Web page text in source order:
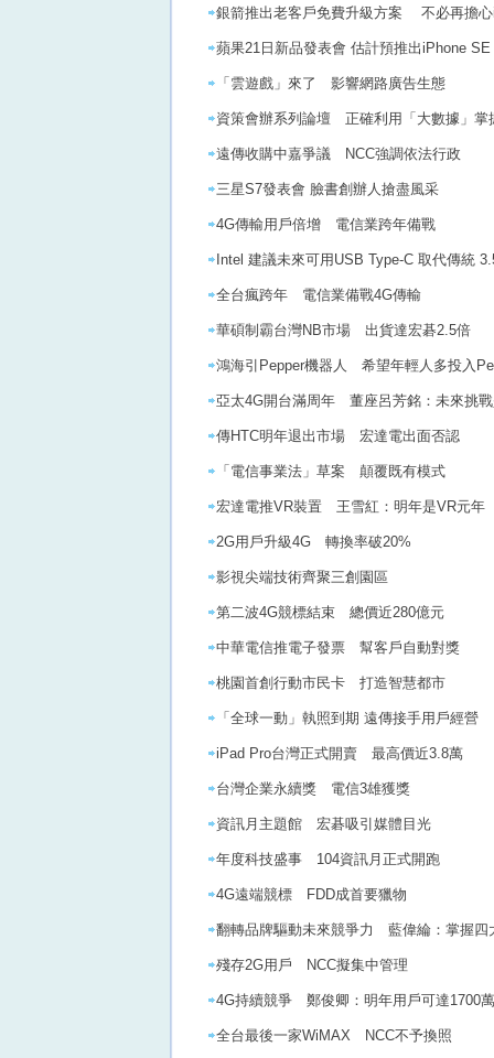
銀箭推出老客戶免費升級方案 不必再擔心
蘋果21日新品發表會 估計預推出iPhone SE
「雲遊戲」來了 影響網路廣告生
資策會辦系列論壇 正確利用「大數據
遠傳收購中嘉爭議 NCC強調依法行政
三星S7發表會 臉書創辦人搶盡風采
4G傳輸用戶倍增 電信業跨年備戰
Intel 建議未來可用USB Type-C 取代傳統
全台瘋跨年 電信業備戰4G傳輸
華碩制霸台灣NB市場 出貨達宏碁2.5倍
鴻海引Pepper機器人 希望年輕人多投入
亞太4G開台滿周年 董座呂芳銘：未來挑
傳HTC明年退出市場 宏達電出面否認
「電信事業法」草案 顛覆既有模式
宏達電推VR裝置 王雪紅：明年是VR元年
2G用戶升級4G 轉換率破20%
影視尖端技術齊聚三創園區
第二波4G競標結束 總價近280億元
中華電信推電子發票 幫客戶自動對獎
桃園首創行動市民卡 打造智慧都市
「全球一動」執照到期 遠傳接手用戶經營
iPad Pro台灣正式開賣 最高價近3.8萬
台灣企業永續獎 電信3雄獲獎
資訊月主題館 宏碁吸引媒體目光
年度科技盛事 104資訊月正式開跑
4G遠端競標 FDD成首要獵物
翻轉品牌驅動未來競爭力 藍偉綸：掌握四
殘存2G用戶 NCC擬集中管理
4G持續競爭 鄭俊卿：明年用戶可達1700
全台最後一家WiMAX NCC不予換照